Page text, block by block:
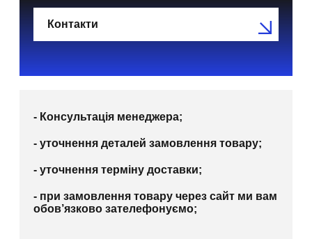
Контакти
- Консультація менеджера;
- уточнення деталей замовлення товару;
- уточнення терміну доставки;
- при замовлення товару через сайт ми вам
обов’язково зателефонуємо;